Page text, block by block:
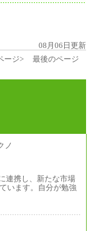
08月06日更新
ージ>
最後のページ
連携し、新たな市場
います。自分が勉強